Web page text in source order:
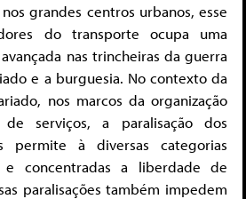
grandes centros urbanos, esse
do transporte ocupa uma
nas trincheiras da guerra
e a burguesia. No contexto da
nos marcos da organização
serviços, a paralisação dos
permite à diversas categorias
e concentradas a liberdade de
paralisações também impedem